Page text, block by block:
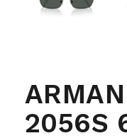
2056S